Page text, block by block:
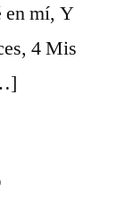
en mí, Y
4 Mis